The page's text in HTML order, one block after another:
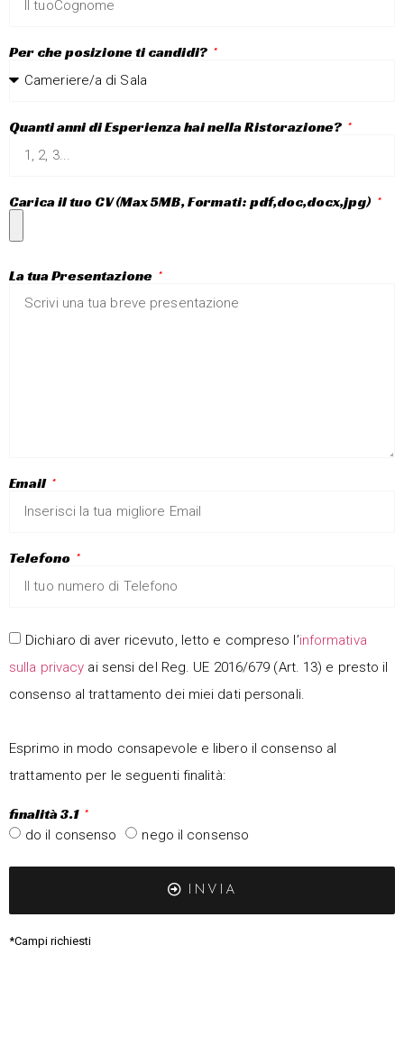
Per che posizione ti candidi?
Quanti anni di Esperienza hai nella Ristorazione?
Carica il tuo CV (Max 5MB, Formati: pdf,doc,docx,jpg)
La tua Presentazione
Email
Telefono
Dichiaro di aver ricevuto, letto e compreso l’informativa
sulla privacy ai sensi del Reg. UE 2016/679 (Art. 13) e presto il
consenso al trattamento dei miei dati personali.
Esprimo in modo consapevole e libero il consenso al
trattamento per le seguenti finalità:
finalità 3.1
do il consenso nego il consenso
INVIA
*Campi richiesti